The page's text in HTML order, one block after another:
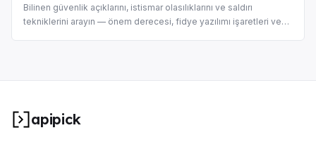
Bilinen güvenlik açıklarını, istismar olasılıklarını ve saldırı
tekniklerini arayın — önem derecesi, fidye yazılımı işaretleri ve
apipick